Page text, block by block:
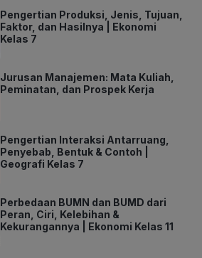
Pengertian Produksi, Jenis, Tujuan,
Faktor, dan Hasilnya | Ekonomi
Kelas 7
Jurusan Manajemen: Mata Kuliah,
Peminatan, dan Prospek Kerja
Pengertian Interaksi Antarruang,
Penyebab, Bentuk & Contoh |
Geografi Kelas 7
Perbedaan BUMN dan BUMD dari
Peran, Ciri, Kelebihan &
Kekurangannya | Ekonomi Kelas 11